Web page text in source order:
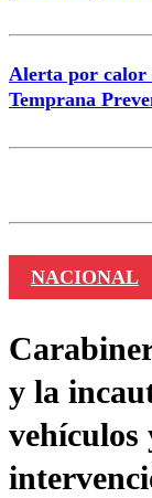
Alerta por calor
Temprana
NACIONAL
y la
vehículos